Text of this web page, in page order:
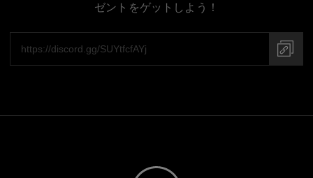
ゼントをゲットしよう！